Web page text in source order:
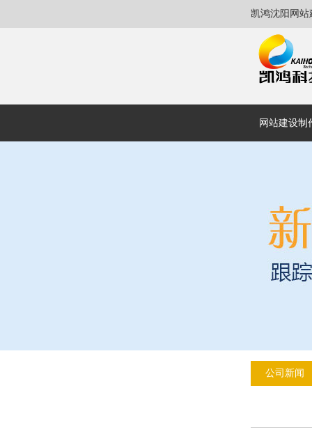
凯鸿沈阳网
网站建设制
公司新闻